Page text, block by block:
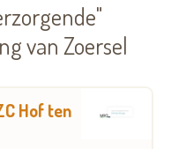
van Zoersel
Hof ten